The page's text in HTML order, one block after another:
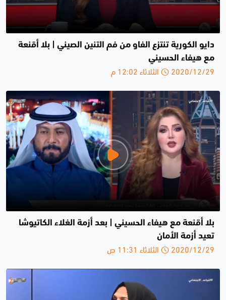
دايو الكورية تنتزع الفاو من فم التنين الصيني | بلا أقنعة
مع هيفاء الحسيني
2020/12/29 الثلاثاء 12:02 م
بلا أقنعة مع هيفاء الحسيني | بعد أزمة الغلاء الكاتيوشا
تعيد أزمة الأمان
2020/12/29 الثلاثاء 11:31 ص